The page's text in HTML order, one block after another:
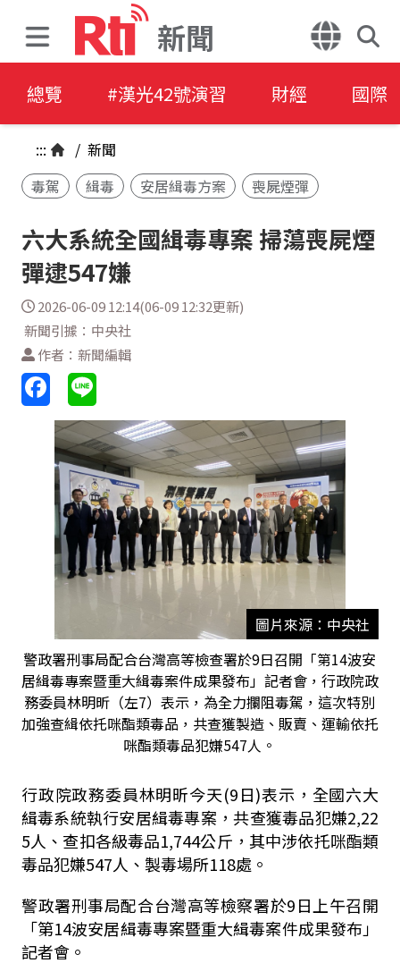
新聞
總覽 #漢光42號演習 財經 國際
::: / 新聞
毒駕
緝毒 安居緝毒方案 喪屍煙彈
六大系統全國緝毒專案 掃蕩喪屍煙
彈逮547嫌
2026-06-09 12:14(06-09 12:32更新)
新聞引據：中央社
作者：新聞編輯
圖片來源：中央社
警政署刑事局配合台灣高等檢查署於9日召開「第14波安
居緝毒專案暨重大緝毒案件成果發布」記者會，行政院政
務委員林明昕（左7）表示，為全力攔阻毒駕，這次特別
加強查緝依托咪酯類毒品，共查獲製造、販賣、運輸依托
咪酯類毒品犯嫌547人。
行政院政務委員林明昕今天(9日)表示，全國六大
緝毒系統執行安居緝毒專案，共查獲毒品犯嫌2,22
5人、查扣各級毒品1,744公斤，其中涉依托咪酯類
毒品犯嫌547人、製毒場所118處。
警政署刑事局配合台灣高等檢察署於9日上午召開
「第14波安居緝毒專案暨重大緝毒案件成果發布」
記者會。